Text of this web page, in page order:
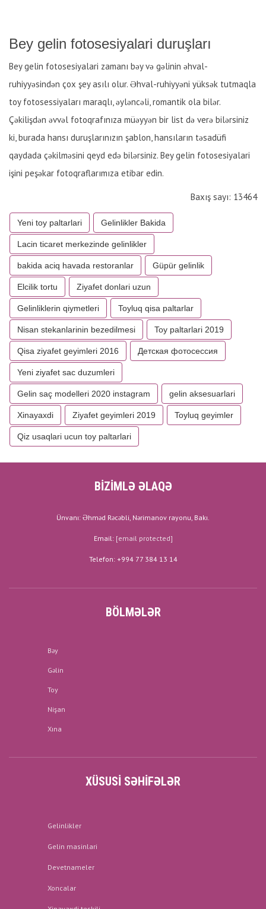
Bey gelin fotosesiyalari duruşları
Bey gelin fotosesiyalari zamanı bəy və gəlinin əhval-
ruhiyyəsindən çox şey asılı olur. Əhval-ruhiyyəni yüksək tutmaqla
toy fotosessiyaları maraqlı, əyləncəli, romantik ola bilər.
Çəkilişdən əvvəl fotoqrafınıza müəyyən bir list də verə bilərsiniz
ki, burada hansı duruşlarınızın şablon, hansıların təsadüfi
qaydada çəkilməsini qeyd edə bilərsiniz. Bey gelin fotosesiyalari
işini peşəkar fotoqraflarımıza etibar edin.
Baxış sayı: 13464
Yeni toy paltarlari Gelinlikler Bakida
Lacin ticaret merkezinde gelinlikler
bakida aciq havada restoranlar Güpür gelinlik
Elcilik tortu Ziyafet donlari uzun
Gelinliklerin qiymetleri Toyluq qisa paltarlar
Nisan stekanlarinin bezedilmesi Toy paltarlari 2019
Qisa ziyafet geyimleri 2016 Детская фотосессия
Yeni ziyafet sac duzumleri
Gelin saç modelleri 2020 instagram gelin aksesuarlari
Xinayaxdi Ziyafet geyimleri 2019 Toyluq geyimler
Qiz usaqlari ucun toy paltarlari
BİZİMLƏ ƏLAQƏ
Ünvanı: Əhməd Rəcəbli, Nərimanov rayonu, Bakı.
Email: [email protected]
Telefon: +994 77 384 13 14
BÖLMƏLƏR
Bəy
Gəlin
Toy
Nişan
Xına
XÜSUSI SƏHIFƏLƏR
Gelinlikler
Gelin masinlari
Devetnameler
Xoncalar